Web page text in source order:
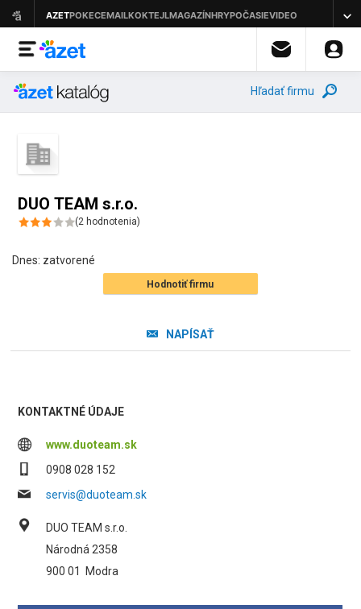
Hľadať firmu
DUO TEAM s.r.o.
(2 hodnotenia)
Dnes: zatvorené
Hodnotiť firmu
NAPÍSAŤ
KONTAKTNÉ ÚDAJE
www.duoteam.sk
0908 028 152
servis@duoteam.sk
DUO TEAM s.r.o.
Národná 2358
900 01
Modra